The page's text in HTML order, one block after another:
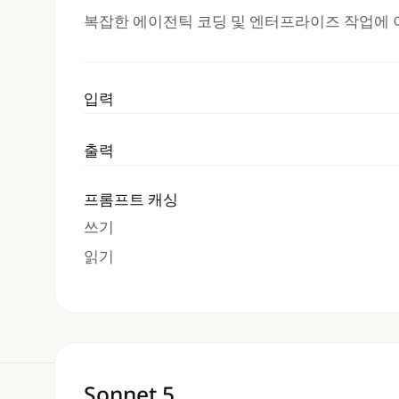
복잡한 에이전틱 코딩 및 엔터프라이즈 작업에
입력
출력
프롬프트 캐싱
쓰기
읽기